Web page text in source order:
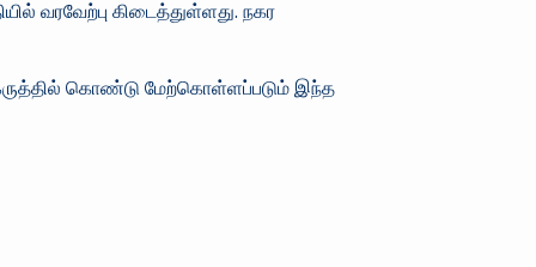
வரவேற்பு கிடைத்துள்ளது. நகர
கருத்தில் கொண்டு மேற்கொள்ளப்படும் இந்த